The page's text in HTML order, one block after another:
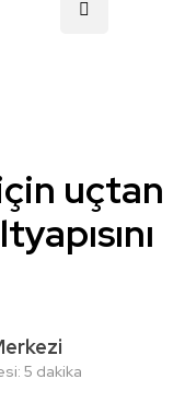
uçtan
5 dakika